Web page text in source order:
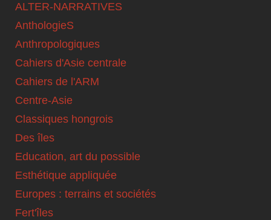
ALTER-NARRATIVES
AnthologieS
Anthropologiques
Cahiers d'Asie centrale
Cahiers de l'ARM
Centre-Asie
Classiques hongrois
Des îles
Education, art du possible
Esthétique appliquée
Europes : terrains et sociétés
Fert'îles